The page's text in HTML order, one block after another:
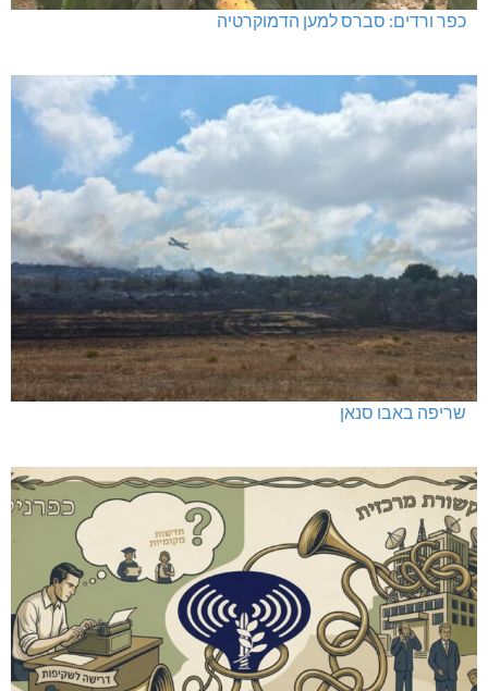
כפר ורדים: סברס למען הדמוקרטיה
שריפה באבו סנאן